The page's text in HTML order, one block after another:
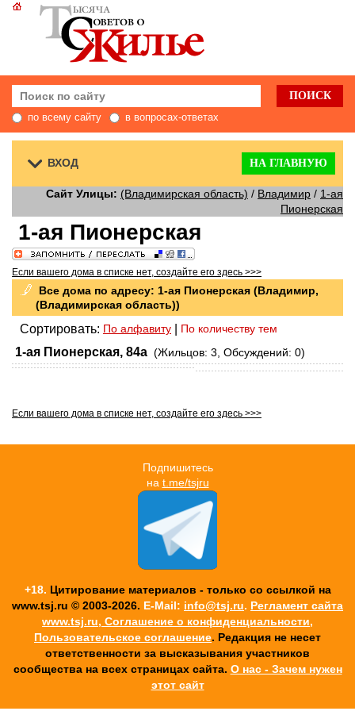
по всему сайту в вопросах-ответах
ВХОД НА ГЛАВНУЮ
Сайт Улицы: (Владимирская область) / Владимир / 1-ая
Пионерская
1-ая Пионерская
Если вашего дома в списке нет, создайте его здесь >>>
Все дома по адресу: 1-ая Пионерская (Владимир,
(Владимирская область))
Сортировать: По алфавиту По количеству тем
1-ая Пионерская, 84а (Жильцов: 3, Обсуждений: 0)
Если вашего дома в списке нет, создайте его здесь >>>
Подпишитесь
на t.me/tsjru
+18. Цитирование материалов - только со ссылкой на
www.tsj.ru © 2003-2026. E-Mail: info@tsj.ru. Регламент сайта
www.tsj.ru, Соглашение о конфиденциальности,
Пользовательское соглашение. Редакция не несет
ответственности за высказывания участников
cообщества на всех страницах сайта. О нас - Зачем нужен
этот сайт